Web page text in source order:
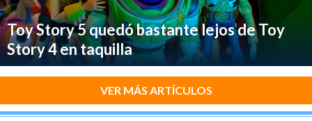
Toy Story 5 quedó bastante lejos de Toy
Story 4 en taquilla
VER MÁS ARTÍCULOS